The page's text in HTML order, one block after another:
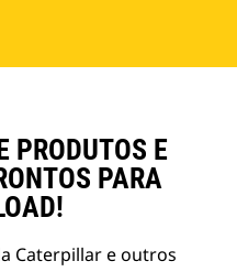
PRODUTOS E
PARA
Caterpillar e outros